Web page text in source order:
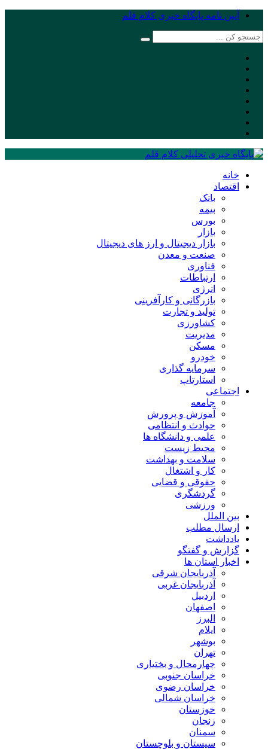
آیین نامه پایگاه خبری کلام قلم
خانه
اقتصاد
بانک
بیمه
بورس
بازار
بازار دیجیتال و ارز های دیجیتال
صنعت و معدن
فناوری
ارتباطات
انرژی
بازرگانی و کارآفرینی
تولید و تجارت
کشاورزی
مدیریت
مسکن
خودرو
سرمایه گذاری
استارتاپ
اجتماعی
جامعه
آموزش و پرورش
حوادث و انتظامی
علمی و دانشگاه ها
محیط زیست
سلامت و بهداشت
کار و اشتغال
حقوقی و قضایی
گردشگری
ورزشی
بین الملل
ارسال مطلب
یادداشت
گزارش و گفتگو
اخبار استان ها
آذربایجان شرقی
آذربایجان غربی
اردبیل
اصفهان
البرز
ایلام
بوشهر
تهران
چهارمحال و بختیاری
خراسان جنوبی
خراسان رضوی
خراسان شمالی
خوزستان
زنجان
سمنان
سیستان و بلوچستان